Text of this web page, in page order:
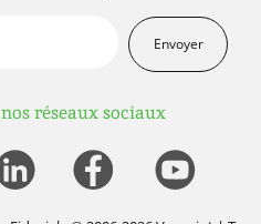
Envoyer
réseaux sociaux